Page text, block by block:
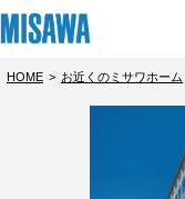
住まい
HOME > お近くのミサワホーム
オーナー様
と資産」相